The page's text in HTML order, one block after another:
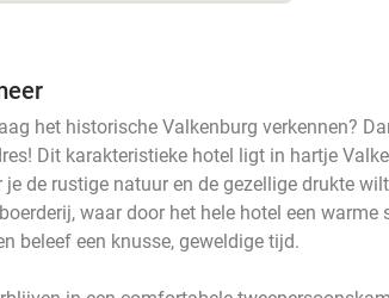
het historische Valkenburg verkennen?
Dit karakteristieke hotel ligt in hartje
je de rustige natuur en de gezellige drukte
waar door het hele hotel een
beleef een knusse, geweldige tijd.